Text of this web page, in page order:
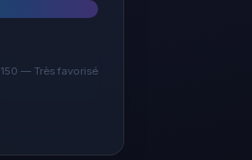
150 — Très favorisé